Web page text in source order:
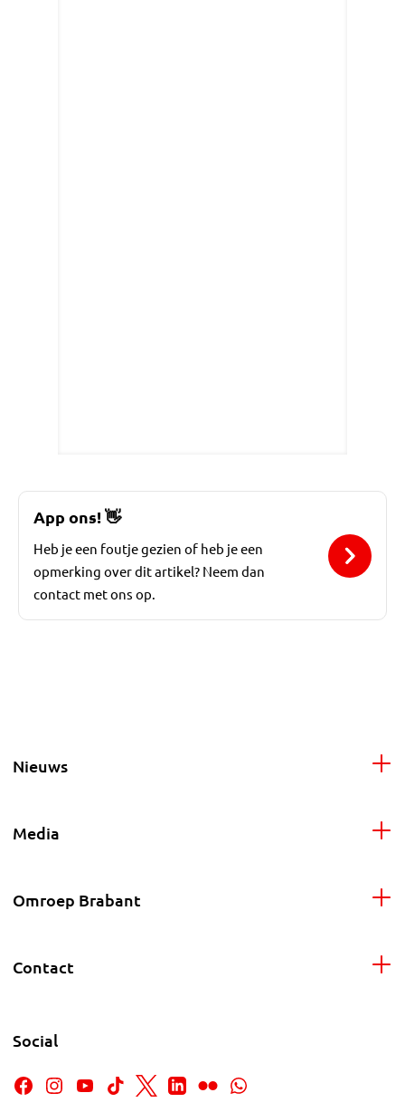
App ons!👋
Heb je een foutje gezien of heb je een
opmerking over dit artikel? Neem dan
contact met ons op.
Nieuws
Media
Omroep Brabant
Contact
Social